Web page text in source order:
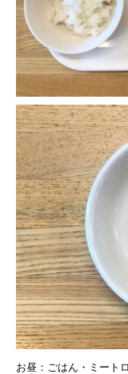
お昼：ごはん・ミート